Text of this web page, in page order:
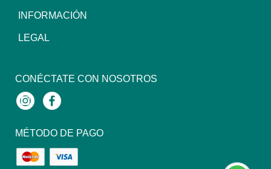
INFORMACIÓN
LEGAL
CONÉCTATE CON NOSOTROS
InstagramFacebook
MÉTODO DE PAGO